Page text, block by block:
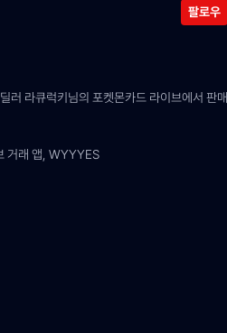
팔로우
러 라큐럭키님의 포켓몬카드 라이브에서 판매
거래 앱, WYYYES